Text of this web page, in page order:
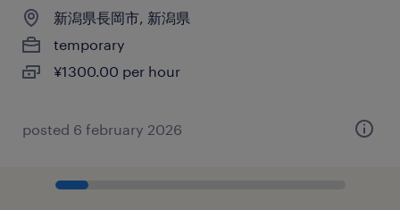
新潟県長岡市, 新潟県
temporary
¥1300.00 per hour
posted 6 february 2026